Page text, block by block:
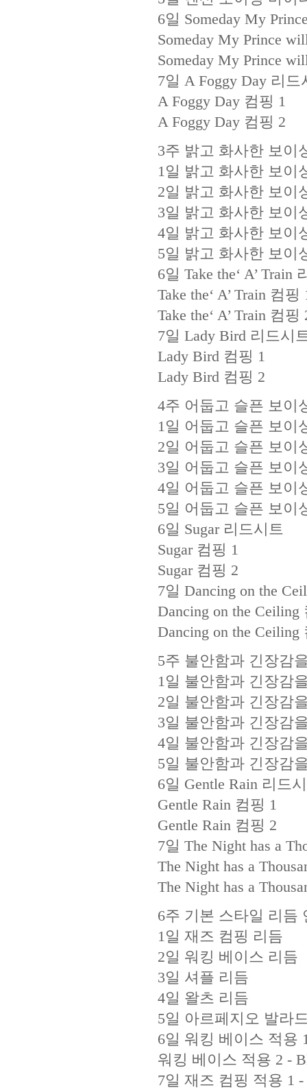
6일 Someday My
Someday My Prince
Someday My Prince
7일 A Foggy Day 리드
A Foggy Day 컴핑 1
A Foggy Day 컴핑 2
3주 밝고 화사한 보이
1일 밝고 화사한 보이
2일 밝고 화사한 보이
3일 밝고 화사한 보이
4일 밝고 화사한 보이
5일 밝고 화사한 보이
6일 Take the‘ A’ Train
Take the‘ A’ Train 컴핑
Take the‘ A’ Train 컴핑
7일 Lady Bird 리드시
Lady Bird 컴핑 1
Lady Bird 컴핑 2
4주 어둡고 슬픈 보이
1일 어둡고 슬픈 보이
2일 어둡고 슬픈 보이
3일 어둡고 슬픈 보이
4일 어둡고 슬픈 보이
5일 어둡고 슬픈 보이
6일 Sugar 리드시트
Sugar 컴핑 1
Sugar 컴핑 2
7일 Dancing on the
Dancing on the Ceiling
Dancing on the Ceiling
5주 불안함과 긴장감
1일 불안함과 긴장감
2일 불안함과 긴장감
3일 불안함과 긴장감
4일 불안함과 긴장감
5일 불안함과 긴장감
6일 Gentle Rain 리드
Gentle Rain 컴핑 1
Gentle Rain 컴핑 2
7일 The Night has a
The Night has a
The Night has a
6주 기본 스타일 리듬
1일 재즈 컴핑 리듬
2일 워킹 베이스 리듬
3일 셔플 리듬
4일 왈츠 리듬
5일 아르페지오 발라
6일 워킹 베이스 적용
워킹 베이스 적용 2 -
7일 재즈 컴핑 적용 1